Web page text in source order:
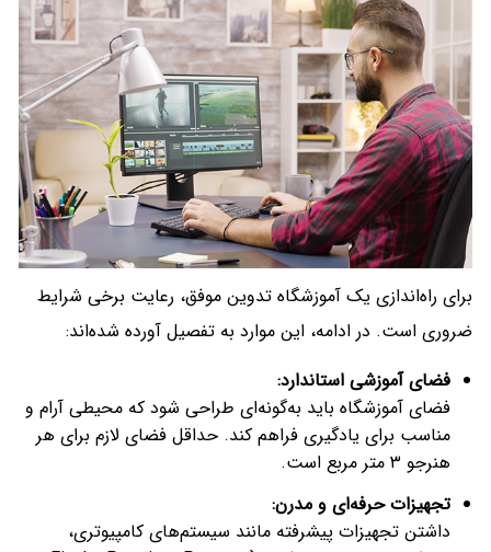
برای راه‌اندازی یک آموزشگاه تدوین موفق، رعایت برخی شرایط
ضروری است. در ادامه، این موارد به تفصیل آورده شده‌اند:
فضای آموزشی استاندارد:
فضای آموزشگاه باید به‌گونه‌ای طراحی شود که محیطی آرام و
مناسب برای یادگیری فراهم کند. حداقل فضای لازم برای هر
هنرجو ۳ متر مربع است.
تجهیزات حرفه‌ای و مدرن:
داشتن تجهیزات پیشرفته مانند سیستم‌های کامپیوتری،